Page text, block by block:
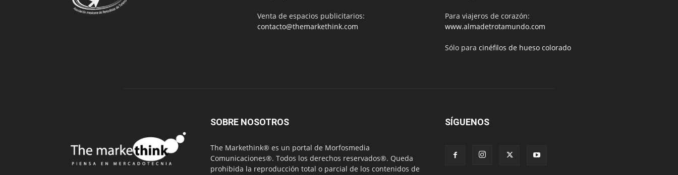
Venta de espacios publicitarios:
contacto@themarkethink.com
Para viajeros de corazón:
www.almadetrotamundo.com
Sólo para cinéfilos de hueso colorado
SOBRE NOSOTROS
The Markethink® es un portal de Morfosmedia
Comunicaciones®. Todos los derechos reservados®. Queda
prohibida la reproducción total o parcial de los contenidos de
SÍGUENOS